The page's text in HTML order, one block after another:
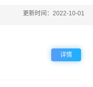
更新时间：2022-10-01
详情